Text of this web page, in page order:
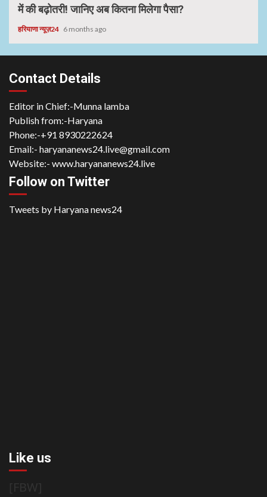
में की बढ़ोतरी! जानिए अब कितना मिलेगा पैसा?
हरियाणा न्यूज़24 6 months ago
Contact Details
Editor in Chief:-Munna lamba
Publish from:-Haryana
Phone:-+91 8930222624
Email:- haryananews24.live@gmail.com
Website:- www.haryananews24.live
Follow on Twitter
Tweets by Haryana news24
Like us
[FBW]